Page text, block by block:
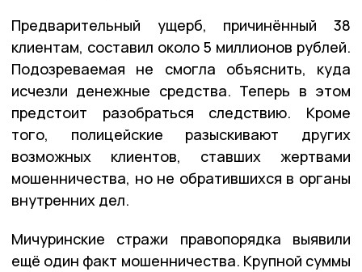
Предварительный ущерб, причинённый 38
клиентам, составил около 5 миллионов рублей.
Подозреваемая не смогла объяснить, куда
исчезли денежные средства. Теперь в этом
предстоит разобраться следствию. Кроме
того, полицейские разыскивают других
возможных клиентов, ставших жертвами
мошенничества, но не обратившихся в органы
внутренних дел.
Мичуринские стражи правопорядка выявили
ещё один факт мошенничества. Крупной суммы